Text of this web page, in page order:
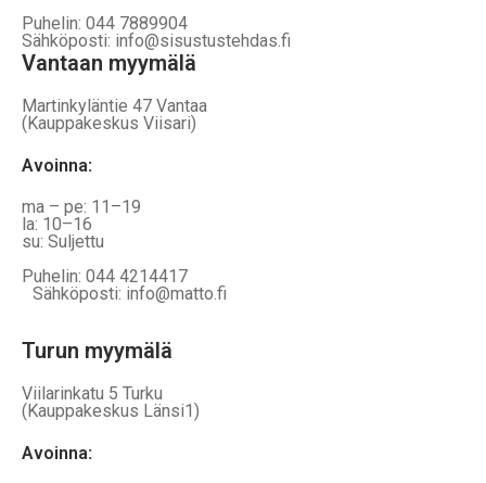
Puhelin: 044 7889904
Sähköposti: info@sisustustehdas.fi
Vantaan myymälä
Martinkyläntie 47 Vantaa
(Kauppakeskus Viisari)
Avoinna:
ma – pe: 11–19
la: 10–16
su: Suljettu
Puhelin: 044 4214417
Sähköposti: info@matto.fi
Turun myymälä
Viilarinkatu 5 Turku
(Kauppakeskus Länsi1)
Avoinna: